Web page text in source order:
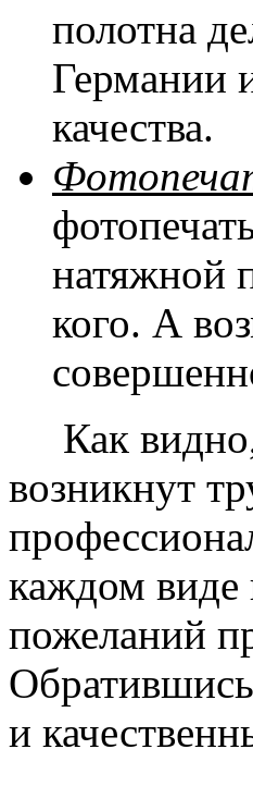
полотна
Германии
качества.
натяжной
кого. А
Как видно,
возникнут
каждом виде
пожеланий
и